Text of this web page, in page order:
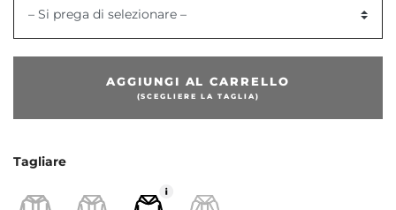
– Si prega di selezionare –
AGGIUNGI AL CARRELLO
(SCEGLIERE LA TAGLIA)
Tagliare